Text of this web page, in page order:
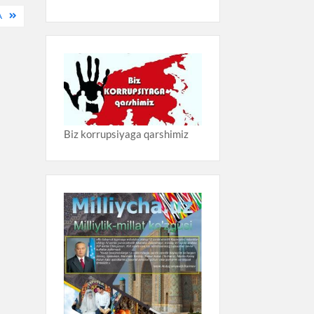
Biz korrupsiyaga qarshimiz